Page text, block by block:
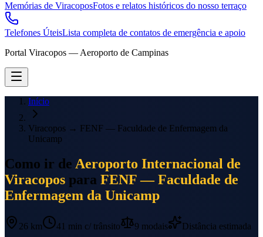
Memórias de ViracoposFotos e relatos históricos do nosso terraço
Telefones ÚteisLista completa de contatos de emergência e apoio
Portal Viracopos — Aeroporto de Campinas
Início
Viracopos → FENF — Faculdade de Enfermagem da
Unicamp
Como ir de Aeroporto Internacional de
Viracopos para FENF — Faculdade de
Enfermagem da Unicamp
26 km 41 min c/ trânsito 9 modais
Distância estimada